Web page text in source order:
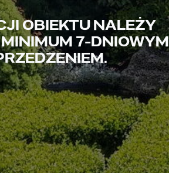
OBIEKTU NALEŻY
7-DNIOWYM